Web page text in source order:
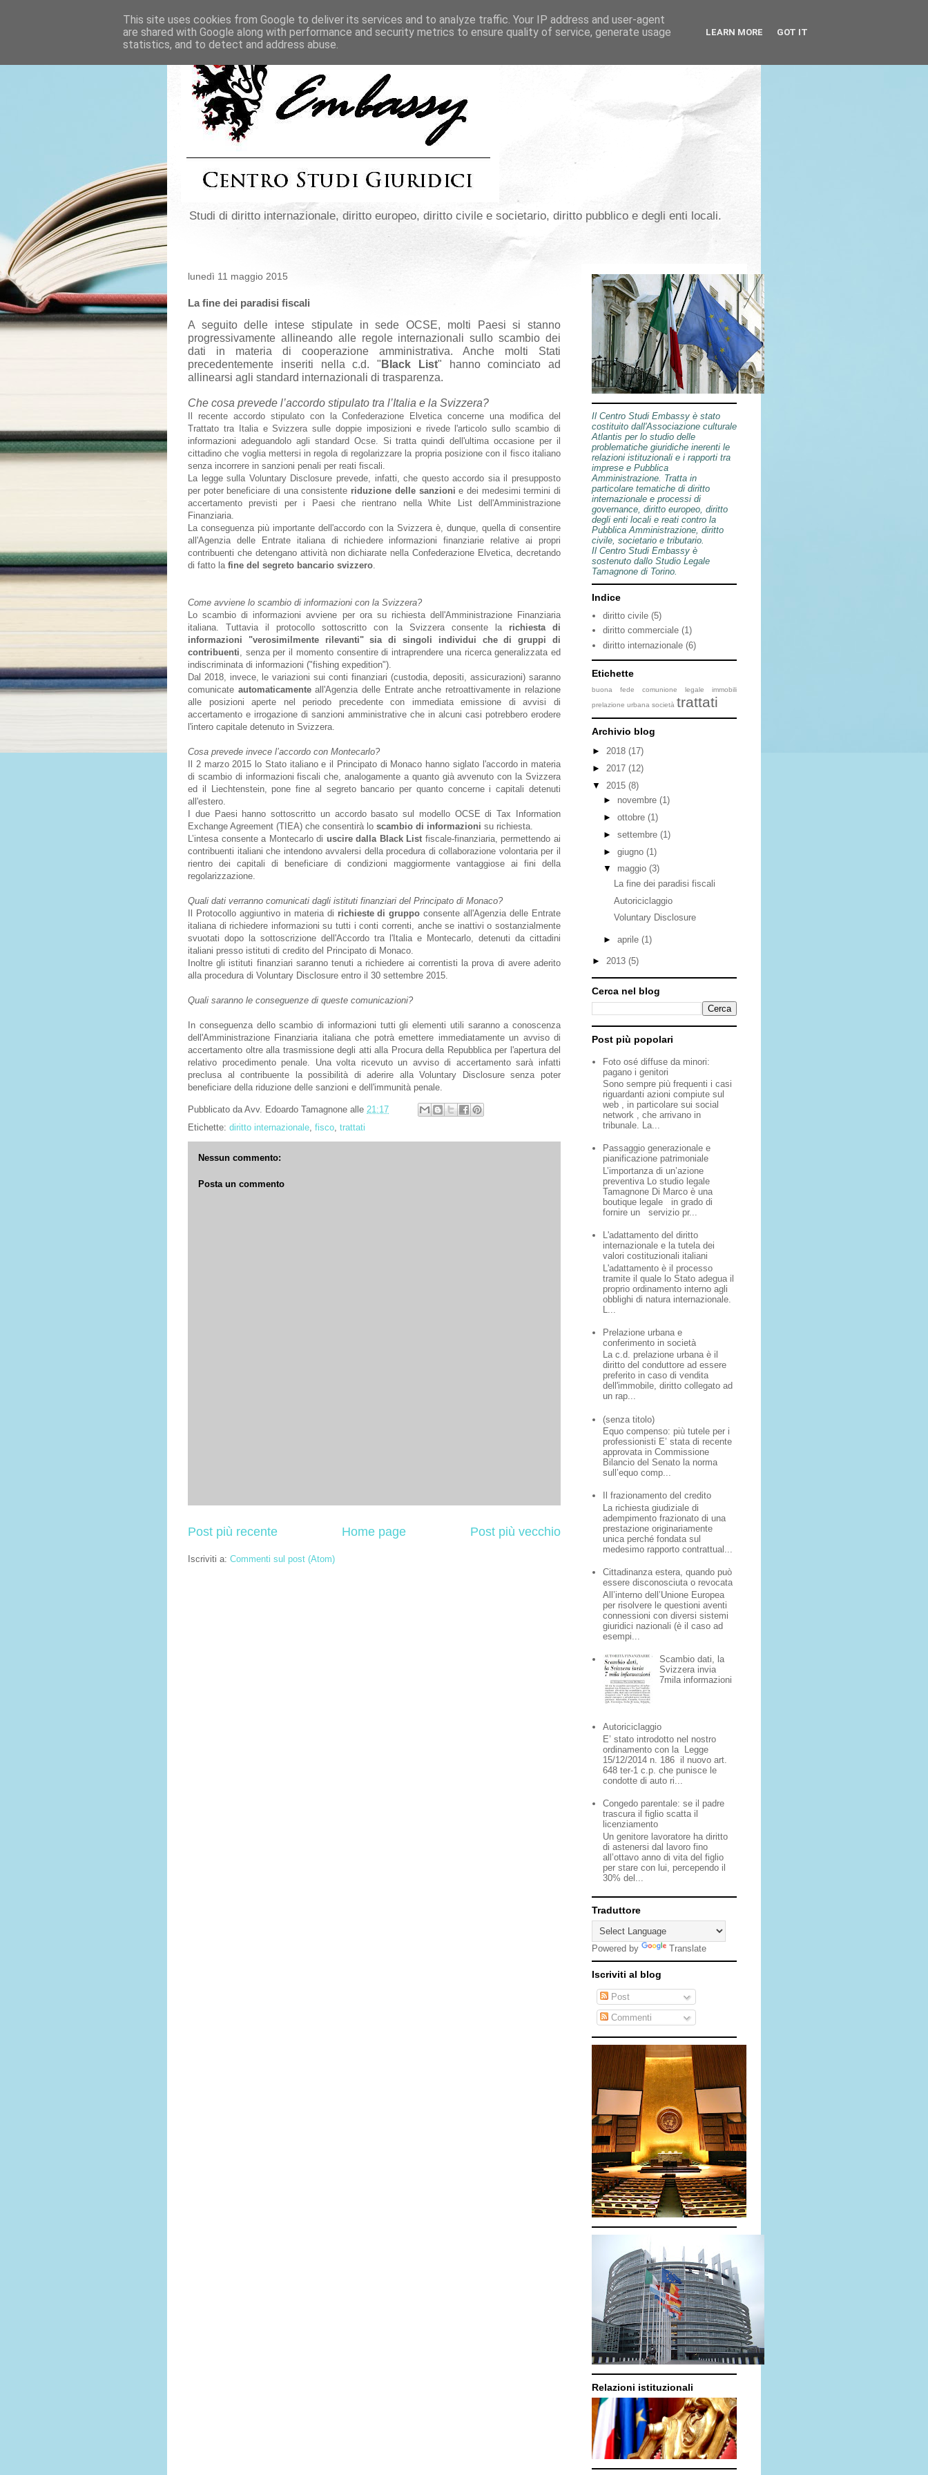
Studi di diritto internazionale, diritto europeo, diritto civile e societario, diritto pubblico e degli enti locali.
lunedì 11 maggio 2015
La fine dei paradisi fiscali
A seguito delle intese stipulate in sede OCSE, molti Paesi si stanno
progressivamente allineando alle regole internazionali sullo scambio dei
dati in materia di cooperazione amministrativa. Anche molti Stati
precedentemente inseriti nella c.d. " Black List" hanno cominciato ad
allinearsi agli standard internazionali di trasparenza.
Che cosa prevede l’accordo stipulato tra l’Italia e la Svizzera?
Il recente accordo stipulato con la Confederazione Elvetica concerne una modifica del
Trattato tra Italia e Svizzera sulle doppie imposizioni e rivede l'articolo sullo scambio di
informazioni adeguandolo agli standard Ocse. Si tratta quindi dell'ultima occasione per il
cittadino che voglia mettersi in regola di regolarizzare la propria posizione con il fisco italiano
senza incorrere in sanzioni penali per reati fiscali.
La legge sulla Voluntary Disclosure prevede, infatti, che questo accordo sia il presupposto
per poter beneficiare di una consistente riduzione delle sanzioni e dei medesimi termini di
accertamento previsti per i Paesi che rientrano nella White List dell'Amministrazione
Finanziaria.
La conseguenza più importante dell'accordo con la Svizzera è, dunque, quella di consentire
all'Agenzia delle Entrate italiana di richiedere informazioni finanziarie relative ai propri
contribuenti che detengano attività non dichiarate nella Confederazione Elvetica, decretando
di fatto la fine del segreto bancario svizzero.
Come avviene lo scambio di informazioni con la Svizzera?
Lo scambio di informazioni avviene per ora su richiesta dell'Amministrazione Finanziaria
italiana. Tuttavia il protocollo sottoscritto con la Svizzera consente la
richiesta di
informazioni "verosimilmente rilevanti" sia di singoli individui che di gruppi di
contribuenti, senza per il momento consentire di intraprendere una ricerca generalizzata ed
indiscriminata di informazioni ("fishing expedition").
Dal 2018, invece, le variazioni sui conti finanziari (custodia, depositi, assicurazioni) saranno
comunicate automaticamente all'Agenzia delle Entrate anche retroattivamente in relazione
alle posizioni aperte nel periodo precedente con immediata emissione di avvisi di
accertamento e irrogazione di sanzioni amministrative che in alcuni casi potrebbero erodere
l'intero capitale detenuto in Svizzera.
Cosa prevede invece l’accordo con Montecarlo?
Il 2 marzo 2015 lo Stato italianoe il Principato di Monaco hanno siglato l'accordo in materia
di scambio di informazioni fiscali che, analogamente a quanto già avvenuto con la Svizzera
ed il Liechtenstein, pone fine al segreto bancario per quanto concerne i capitali detenuti
all'estero.
I due Paesi hanno sottoscritto un accordo basato sul modello OCSE di Tax Information
Exchange Agreement (TIEA) che consentirà lo scambio di informazioni su richiesta.
L’intesa consente a Montecarlo di uscire dalla Black List fiscale-finanziaria, permettendo ai
contribuenti italiani che intendono avvalersi della procedura di collaborazione volontaria per il
rientro dei capitali di beneficiare di condizioni maggiormente vantaggiose ai fini della
regolarizzazione.
Quali dati verranno comunicati dagli istituti finanziari del Principato di Monaco?
Il Protocollo aggiuntivo in materia di richieste di gruppo consente all'Agenzia delle Entrate
italiana di richiedere informazioni su tutti i conti correnti, anche se inattivi o sostanzialmente
svuotati dopo la sottoscrizione dell'Accordo tra l'Italia e Montecarlo, detenuti da cittadini
italiani presso istituti di credito del Principato di Monaco.
Inoltre gli istituti finanziari saranno tenuti a richiedere ai correntisti la prova di avere aderito
alla procedura di Voluntary Disclosure entro il 30 settembre 2015.
Quali saranno le conseguenze di queste comunicazioni?
In conseguenza dello scambio di informazioni tutti gli elementi utili saranno a conoscenza
dell'Amministrazione Finanziaria italiana che potrà emettere immediatamente un avviso di
accertamento oltre alla trasmissione degli atti alla Procura della Repubblica per l'apertura del
relativo procedimento penale. Una volta ricevuto un avviso di accertamento sarà infatti
preclusa al contribuente la possibilità di aderire alla Voluntary Disclosure senza poter
beneficiare della riduzione delle sanzioni e dell'immunità penale.
Pubblicato da Avv. Edoardo Tamagnone alle 21:17
Etichette: diritto internazionale, fisco, trattati
Nessun commento:
Posta un commento
Post più recente Post più vecchio
Home page
Iscriviti a: Commenti sul post (Atom)
Il Centro Studi Embassy è stato
costituito dall'Associazione culturale
Atlantis per lo studio delle
problematiche giuridiche inerenti le
relazioni istituzionali e i rapporti tra
imprese e Pubblica
Amministrazione. Tratta in
particolare tematiche di diritto
internazionale e processi di
governance, diritto europeo, diritto
degli enti locali e reati contro la
Pubblica Amministrazione, diritto
civile, societario e tributario.
Il Centro Studi Embassy è
sostenuto dallo Studio Legale
Tamagnone di Torino.
Indice
diritto civile (5)
diritto commerciale (1)
diritto internazionale (6)
Etichette
buona fede comunione legale
immobili
prelazione urbana società trattati
Archivio blog
► 2018 (17)
► 2017 (12)
▼ 2015 (8)
► novembre (1)
► ottobre (1)
► settembre (1)
► giugno (1)
▼ maggio (3)
La fine dei paradisi fiscali
Autoriciclaggio
Voluntary Disclosure
► aprile (1)
► 2013 (5)
Cerca nel blog
Post più popolari
Foto osé diffuse da minori:
pagano i genitori
Sono sempre più frequenti i casi
riguardanti azioni compiute sul
web , in particolare sui social
network , che arrivano in
tribunale. La...
Passaggio generazionale e
pianificazione patrimoniale
L’importanza di un’azione
preventiva Lo studio legale
Tamagnone Di Marco è una
boutique legale in grado di
fornire un servizio pr...
L'adattamento del diritto
internazionale e la tutela dei
valori costituzionali italiani
L'adattamento è il processo
tramite il quale lo Stato adegua il
proprio ordinamento interno agli
obblighi di natura internazionale.
L...
Prelazione urbana e
conferimento in società
La c.d. prelazione urbana è il
diritto del conduttore ad essere
preferito in caso di vendita
dell'immobile, diritto collegato ad
un rap...
(senza titolo)
Equo compenso: più tutele per i
professionisti E’ stata di recente
approvata in Commissione
Bilancio del Senato la norma
sull’equo comp...
Il frazionamento del credito
La richiesta giudiziale di
adempimento frazionato di una
prestazione originariamente
unica perché fondata sul
medesimo rapporto contrattual...
Cittadinanza estera, quando può
essere disconosciuta o revocata
All’interno dell’Unione Europea
per risolvere le questioni aventi
connessioni con diversi sistemi
giuridici nazionali (è il caso ad
esempi...
Scambio dati, la
Svizzera invia
7mila informazioni
Autoriciclaggio
E’ stato introdotto nel nostro
ordinamento con la Legge
15/12/2014 n. 186 il nuovo art.
648 ter-1 c.p. che punisce le
condotte di auto ri...
Congedo parentale: se il padre
trascura il figlio scatta il
licenziamento
Un genitore lavoratore ha diritto
di astenersi dal lavoro fino
all’ottavo anno di vita del figlio
per stare con lui, percependo il
30% del...
Traduttore
Powered by Translate
Iscriviti al blog
Post
Commenti
Relazioni istituzionali
This site uses cookies from Google to deliver its services and to analyze traffic. Your IP address and user-agent
are shared with Google along with performance and security metrics to ensure quality of service, generate usage
statistics, and to detect and address abuse.
LEARN MORE GOT IT